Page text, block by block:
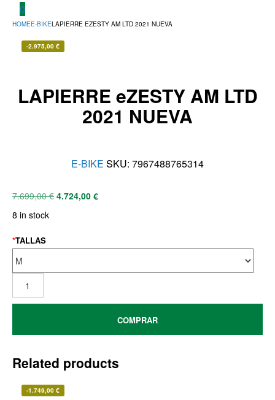
0
HOMEE-BIKELAPIERRE EZESTY AM LTD 2021 NUEVA
-2.975,00 €
LAPIERRE eZESTY AM LTD
2021 NUEVA
E-BIKE SKU: 7967488765314
7.699,00€ 4.724,00 €
8 in stock
*TALLAS
COMPRAR
Related products
-1.749,00 €